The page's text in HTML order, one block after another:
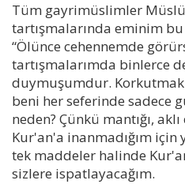
Tüm gayrimüslimler
tartışmalarında eminim
“Ölünce cehennemde
tartışmalarımda binlerce
duymuşumdur.
beni her seferinde sadece
neden? Çünkü mantığı,
Kur'an'a inanmadığım
tek maddeler halinde
sizlere ispatlayacağım.